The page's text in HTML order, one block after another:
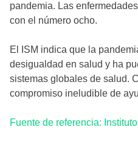
pandemia. Las
con el número ocho.
El ISM indica que la
desigualdad en salud y ha
sistemas globales de salud.
compromiso ineludible de
Fuente de referencia: